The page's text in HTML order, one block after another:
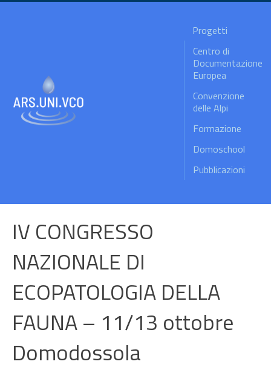
Progetti
Centro di
Documentazione
Europea
Convenzione
delle Alpi
Formazione
Domoschool
Pubblicazioni
IV CONGRESSO
NAZIONALE DI
ECOPATOLOGIA DELLA
FAUNA – 11/13 ottobre
Domodossola